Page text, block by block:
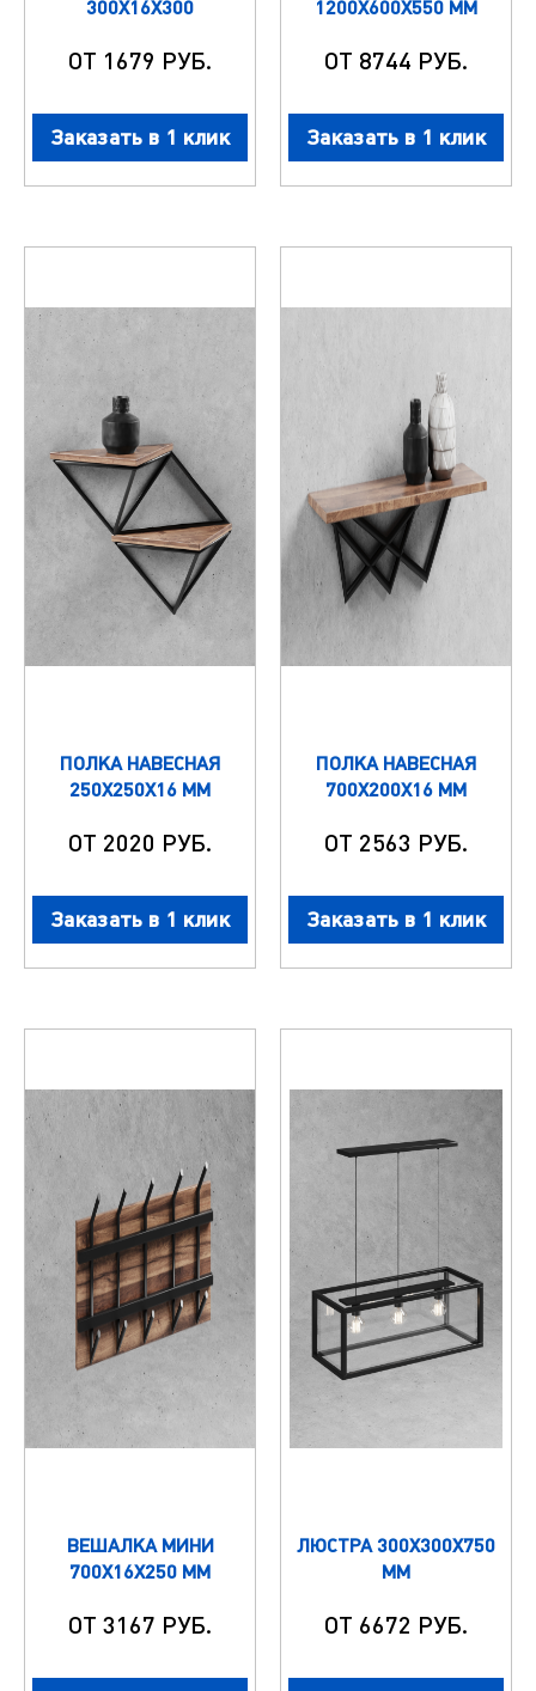
300Х16Х300
ОТ 1679 РУБ.
Заказать в 1 клик
1200Х600Х550 ММ
ОТ 8744 РУБ.
Заказать в 1 клик
ПОЛКА НАВЕСНАЯ
250Х250Х16 ММ
ОТ 2020 РУБ.
Заказать в 1 клик
ПОЛКА НАВЕСНАЯ
700Х200Х16 ММ
ОТ 2563 РУБ.
Заказать в 1 клик
ВЕШАЛКА МИНИ
700Х16Х250 ММ
ОТ 3167 РУБ.
ЛЮСТРА 300Х300Х750
ММ
ОТ 6672 РУБ.